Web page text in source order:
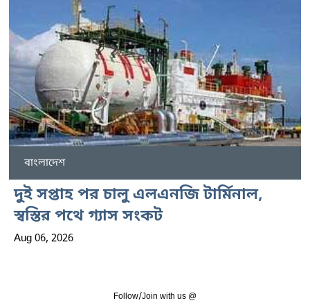
বাংলাদেশ
দুই সপ্তাহ পর চালু এলএনজি টার্মিনাল,
স্বস্তির পথে গ্যাস সংকট
Aug 06, 2026
Follow/Join with us @